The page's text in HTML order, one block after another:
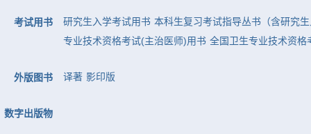
考试用书 研究生入学考试用书 本科生复习考试指导丛书（含研究
专业技术资格考试(主治医师)用书 全国卫生专业技术资格
外版图书 译著 影印版
数字出版物